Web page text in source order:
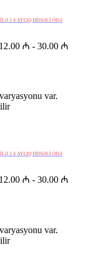
2-6 AYLIQ HİSSƏLİ ÖDƏ
12.00 ₼ - 30.00 ₼
var.
2-6 AYLIQ HİSSƏLİ ÖDƏ
12.00 ₼ - 30.00 ₼
var.